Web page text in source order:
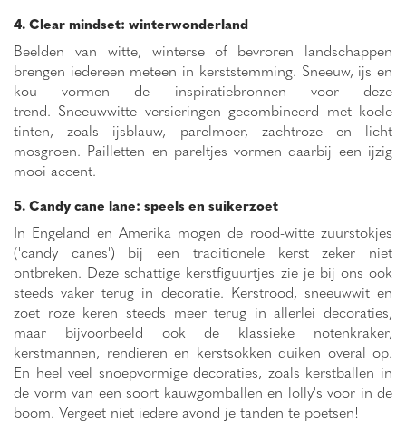
4. Clear mindset: winterwonderland
Beelden van witte, winterse of bevroren landschappen
brengen iedereen meteen in kerststemming. Sneeuw, ijs en
kou vormen de inspiratiebronnen voor deze
trend. Sneeuwwitte versieringen gecombineerd met koele
tinten, zoals ijsblauw, parelmoer, zachtroze en licht
mosgroen. Pailletten en pareltjes vormen daarbij een ijzig
mooi accent.
5. Candy cane lane: speels en suikerzoet
In Engeland en Amerika mogen de rood-witte zuurstokjes
('candy canes') bij een traditionele kerst zeker niet
ontbreken. Deze schattige kerstfiguurtjes zie je bij ons ook
steeds vaker terug in decoratie. Kerstrood, sneeuwwit en
zoet roze keren steeds meer terug in allerlei decoraties,
maar bijvoorbeeld ook de klassieke notenkraker,
kerstmannen, rendieren en kerstsokken duiken overal op.
En heel veel snoepvormige decoraties, zoals kerstballen in
de vorm van een soort kauwgomballen en lolly's voor in de
boom. Vergeet niet iedere avond je tanden te poetsen!